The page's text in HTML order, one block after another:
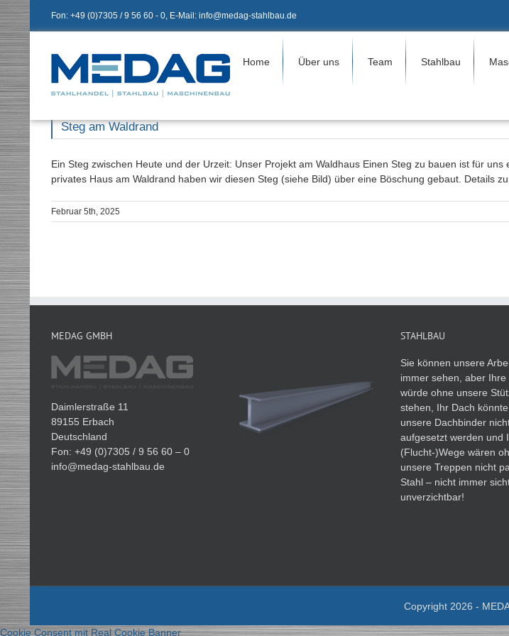
Zum
Inhalt
springen
Fon: +49 (0)7305 / 9 56 60 - 0, E-Mail: info@medag-stahlbau.de
Home Über uns Team Stahlbau
Steg am Waldrand
Ein Steg zwischen Heute und der Urzeit: Unser Projekt am Waldhaus Einen Steg zu bauen ist für
privates Haus am Waldrand haben wir diesen Steg (siehe Bild) über eine Böschung gebaut. Details
Februar 5th, 2025
MEDAG GMBH
Daimlerstraße 11
89155 Erbach
Deutschland
Fon: +49 (0)7305 / 9 56 60 – 0
info@medag-stahlbau.de
STAHLBAU
Sie können unsere
immer sehen, aber Ihre
würde ohne unsere
stehen, Ihr Dach
unsere Dachbinder
aufgesetzt werden und
(Flucht-)Wege wären
unsere Treppen nicht
Stahl – nicht immer
unverzichtbar!
Copyright 2026 -
Cookie Consent mit Real Cookie Banner